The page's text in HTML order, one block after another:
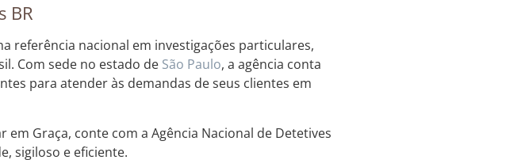
BR
referência nacional em investigações particulares,
Com sede no estado de São Paulo, a agência conta
para atender às demandas de seus clientes em
Graça, conte com a Agência Nacional de Detetives
sigiloso e eficiente.